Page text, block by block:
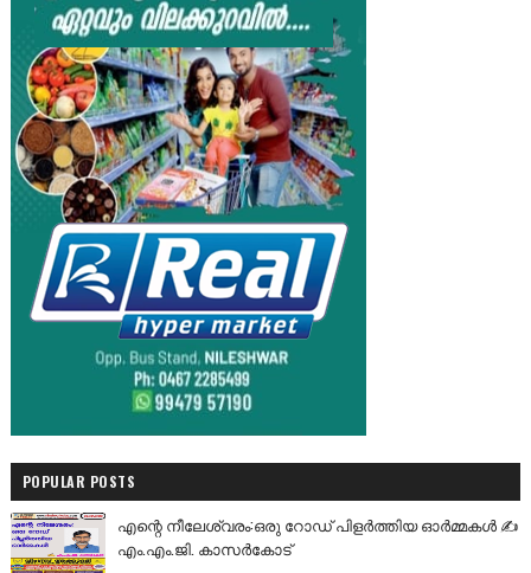
POPULAR POSTS
എന്റെ നീലേശ്വരം:ഒരു റോഡ് പിളർത്തിയ ഓർമ്മകൾ ✍️
എം.എം.ജി. കാസർകോട്